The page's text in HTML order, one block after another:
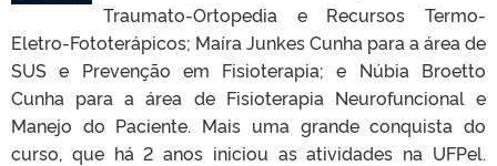
Traumato-Ortopedia e Recursos Termo-
Eletro-Fototerápicos; Maíra Junkes Cunha para a área de
SUS e Prevenção em Fisioterapia; e Núbia Broetto
Cunha para a área de Fisioterapia Neurofuncional e
Manejo do Paciente. Mais uma grande conquista do
curso, que há 2 anos iniciou as atividades na UFPel.